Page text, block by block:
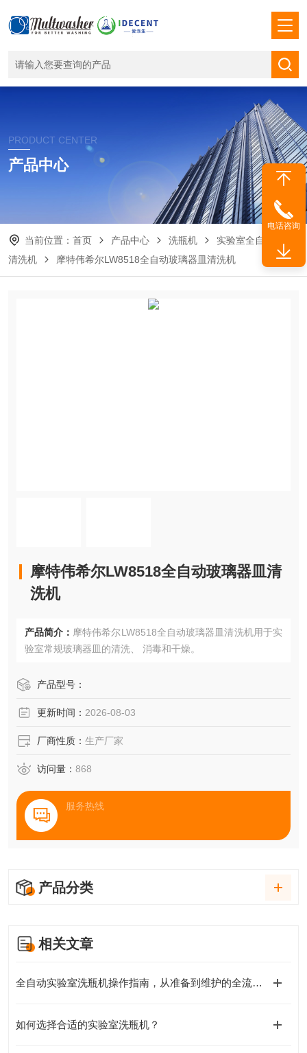
PRODUCT CENTER
产品中心
当前位置： 首页 产品中心 洗瓶机
实验室全自动器皿
清洗机
摩特伟希尔LW8518全自动玻璃器皿清洗机
摩特伟希尔LW8518全自动玻璃器皿清
洗机
产品简介： 摩特伟希尔LW8518全自动玻璃器皿清洗机用于实
验室常规玻璃器皿的清洗、 消毒和干燥。
产品型号：
更新时间： 2026-08-03
厂商性质： 生产厂家
访问量： 868
服务热线
产品分类
相关文章
全自动实验室洗瓶机操作指南，从准备到维护的全流程解析
如何选择合适的实验室洗瓶机？
电话咨询